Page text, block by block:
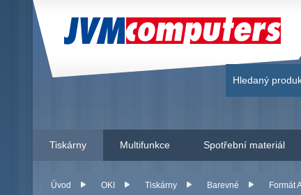
JVM Computers
Hledaný
Tiskárny Multifunkce Spotřební materiál
Úvod OKI Tiskárny Barevné Formát